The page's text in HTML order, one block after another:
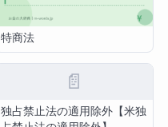
特商法
📄
独占禁止法の適用除外【米独